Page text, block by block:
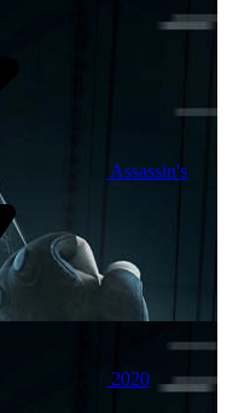
Assassin's
2020